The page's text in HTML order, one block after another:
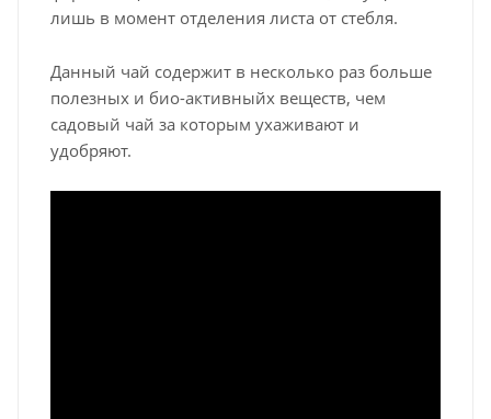
лишь в момент отделения листа от стебля.
Данный чай содержит в несколько раз больше
полезных и био-активныйх веществ, чем
садовый чай за которым ухаживают и
удобряют.